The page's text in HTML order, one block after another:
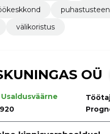
välikoristus
OÜ
Usaldusväärne